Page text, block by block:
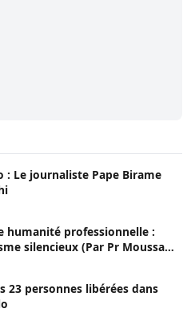
: Le journaliste Pape Birame
humanité professionnelle :
silencieux (Par Pr Moussa
23 personnes libérées dans